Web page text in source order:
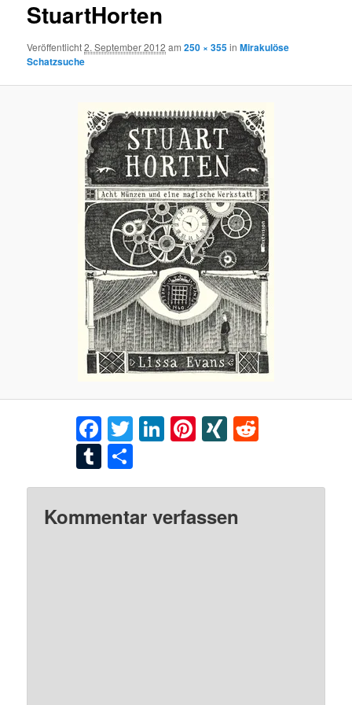
StuartHorten
Veröffentlicht2. September 2012 am250 × 355inMirakulöse
Schatzsuche
Facebook
Twitter
LinkedIn
Pinterest
XING
Tumblr
Kommentar verfassen